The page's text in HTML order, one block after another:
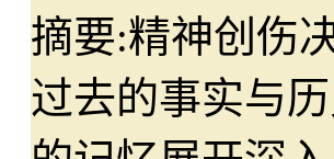
摘要:精神创伤
过去的事实与